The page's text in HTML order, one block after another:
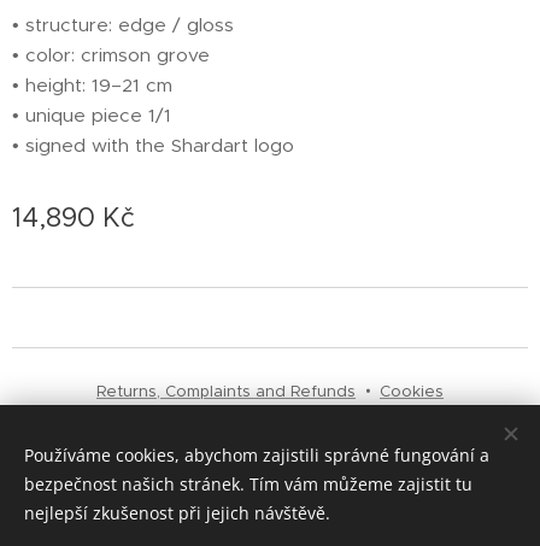
• structure: edge / gloss
• color: crimson grove
• height: 19–21 cm
• unique piece 1/1
• signed with the Shardart logo
14,890 Kč
Returns, Complaints and Refunds Cookies
Languages
Čeština
English
Italiano
Currency
Používáme cookies, abychom zajistili správné fungování a
bezpečnost našich stránek. Tím vám můžeme zajistit tu
nejlepší zkušenost při jejich návštěvě.